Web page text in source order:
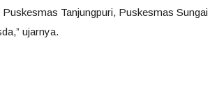
Tanjungpuri, Puskesmas
ujarnya.